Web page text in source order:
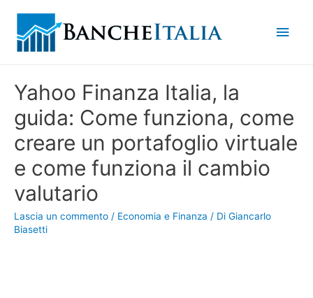
Yahoo Finanza Italia, la
guida: Come funziona, come
creare un portafoglio virtuale
e come funziona il cambio
valutario
Lascia un commento / Economia e Finanza / Di Giancarlo
Biasetti